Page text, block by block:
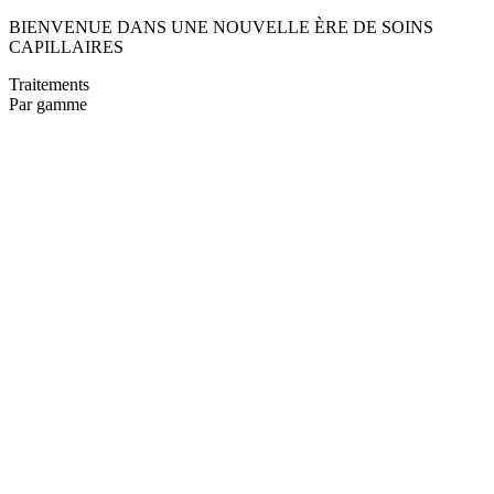
BIENVENUE DANS UNE NOUVELLE ÈRE DE SOINS
CAPILLAIRES
Traitements
Par gamme